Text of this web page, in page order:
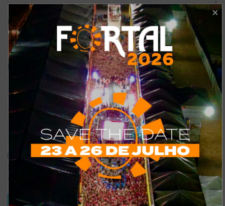
Nome
E-mail
Site
Salvar meus dados neste navegador para a próxima vez que eu
comentar.